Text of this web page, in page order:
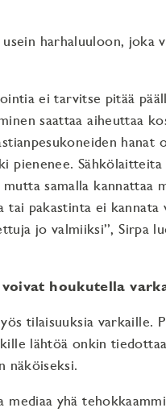
harhaluuloon, joka
ei tarvitse pitää
saattaa aiheuttaa
hanat
pienenee.
samalla
tai pakastinta ei
jo valmiiksi”, Sirpa
houkutella
tilaisuuksia varkaille.
lähtöä onkin tiedottaa
näköiseksi.
mediaa yhä